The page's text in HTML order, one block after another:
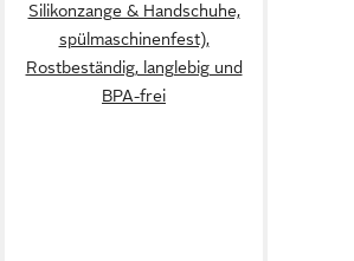
Silikonzange & Handschuhe,
spülmaschinenfest),
Rostbeständig, langlebig und
BPA-frei